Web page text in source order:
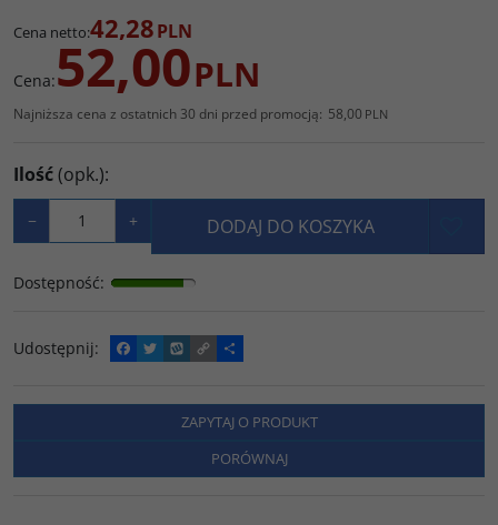
Cena netto:42,28PLN
Cena:52,00PLN
Najniższa cena z ostatnich 30 dni przed promocją: 58,00 PLN
Ilość(opk.):
− + DODAJ DO KOSZYKA
Dostępność:
Udostępnij:
F
a
e
T
w
t
W
y
o
p
C
o
y
L
n
P
o
z
i
e
l
ZAPYTAJ O PRODUKT
PORÓWNAJ